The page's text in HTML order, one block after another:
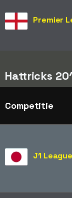
Premier
Hattricks
Competitie
J1 League